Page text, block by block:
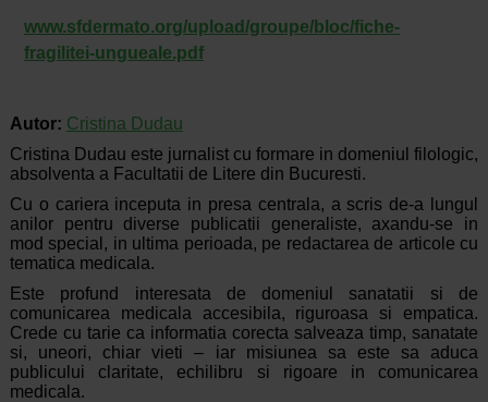
www.sfdermato.org/upload/groupe/bloc/fiche-
fragilitei-ungueale.pdf
Autor: Cristina Dudau
Cristina Dudau este jurnalist cu formare in domeniul filologic,
absolventa a Facultatii de Litere din Bucuresti.
Cu o cariera inceputa in presa centrala, a scris de-a lungul
anilor pentru diverse publicatii generaliste, axandu-se in
mod special, in ultima perioada, pe redactarea de articole cu
tematica medicala.
Este profund interesata de domeniul sanatatii si de
comunicarea medicala accesibila, riguroasa si empatica.
Crede cu tarie ca informatia corecta salveaza timp, sanatate
si, uneori, chiar vieti – iar misiunea sa este sa aduca
publicului claritate, echilibru si rigoare in comunicarea
medicala.